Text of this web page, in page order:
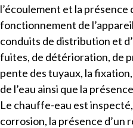
l’écoulement et la
fonctionnement de
conduits de distribution et
fuites, de détérioration, de
pente des tuyaux, la
de l’eau ainsi que la
Le chauffe-eau est
corrosion, la présence d’un